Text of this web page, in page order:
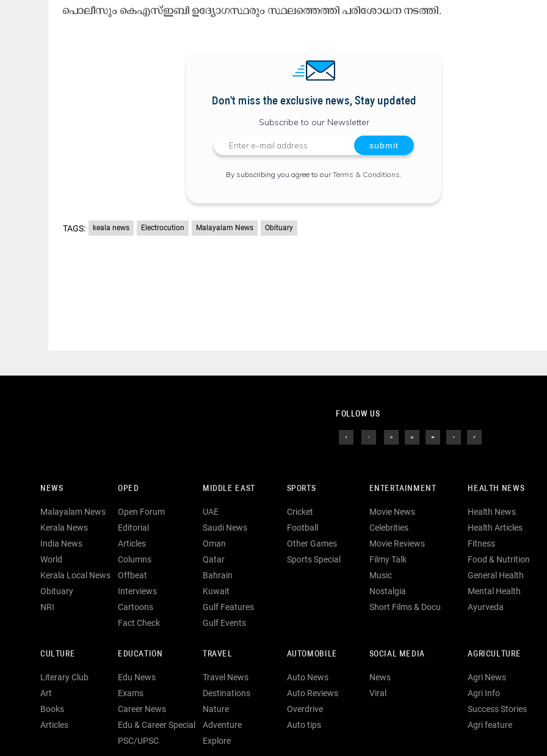
പൊലീസും കെഎസ്ഇബി ഉദ്യോഗസ്ഥരും സ്ഥലത്തെത്തി പരിശോധന നടത്തി.
Don't miss the exclusive news, Stay updated
Subscribe to our Newsletter
By subscribing you agree to ourTerms & Conditions
TAGS: keala news Electrocution Malayalam News Obituary
FOLLOW US
NEWS
Malayalam News
Kerala News
India News
World
Kerala Local News
Obituary
NRI
OPED
Open Forum
Editorial
Articles
Columns
Offbeat
Interviews
Cartoons
Fact Check
MIDDLE EAST
UAE
Saudi News
Oman
Qatar
Bahrain
Kuwait
Gulf Features
Gulf Events
SPORTS
Cricket
Football
Other Games
Sports Special
ENTERTAINMENT
Movie News
Celebrities
Movie Reviews
Filmy Talk
Music
Nostalgia
Short Films & Docu
HEALTH NEWS
Health News
Health Articles
Fitness
Food & Nutrition
General Health
Mental Health
Ayurveda
CULTURE
Literary Club
Art
Books
Articles
EDUCATION
Edu News
Exams
Career News
Edu & Career Special
PSC/UPSC
TRAVEL
Travel News
Destinations
Nature
Adventure
Explore
AUTOMOBILE
Auto News
Auto Reviews
Overdrive
Auto tips
SOCIAL MEDIA
News
Viral
AGRICULTURE
Agri News
Agri Info
Success Stories
Agri feature